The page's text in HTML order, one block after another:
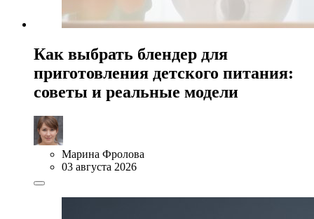
Как выбрать блендер для
приготовления детского питания:
советы и реальные модели
Марина Фролова
03 августа 2026